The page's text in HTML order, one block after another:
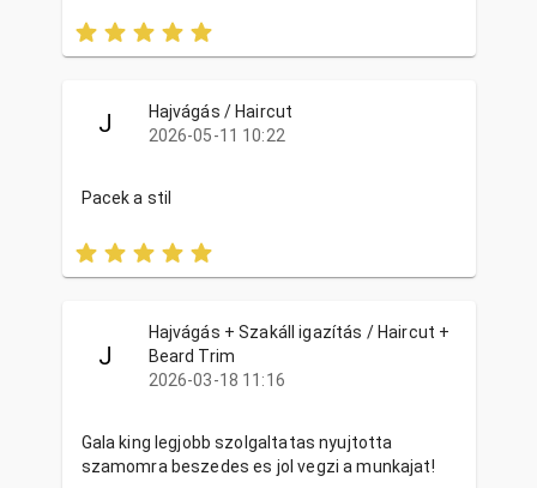
J
Hajvágás / Haircut
2026-05-11 10:22
Pacek a stil
J
Hajvágás + Szakáll igazítás / Haircut +
Beard Trim
2026-03-18 11:16
Gala king legjobb szolgaltatas nyujtotta
szamomra beszedes es jol vegzi a munkajat!